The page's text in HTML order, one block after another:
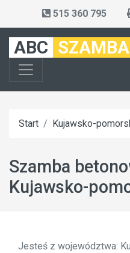
515 360 795
ABC
Start Kujawsko-
Szamba
Kujawsko-
Jesteś z województwa: